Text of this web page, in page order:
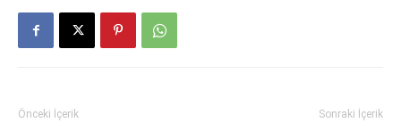
Önceki İçerik Sonraki İçerik